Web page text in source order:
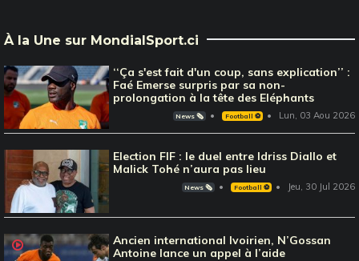
À la Une sur MondialSport.ci
‘‘Ça s'est fait d'un coup, sans explication’’ :
Faé Emerse surpris par sa non-
prolongation à la tête des Eléphants
News 🗞️ Football ⚽️ Lun, 03 Aou 2026
Election FIF : le duel entre Idriss Diallo et
Malick Tohé n’aura pas lieu
News 🗞️ Football ⚽️ Jeu, 30 Jul 2026
Ancien international Ivoirien, N’Gossan
Antoine lance un appel à l’aide